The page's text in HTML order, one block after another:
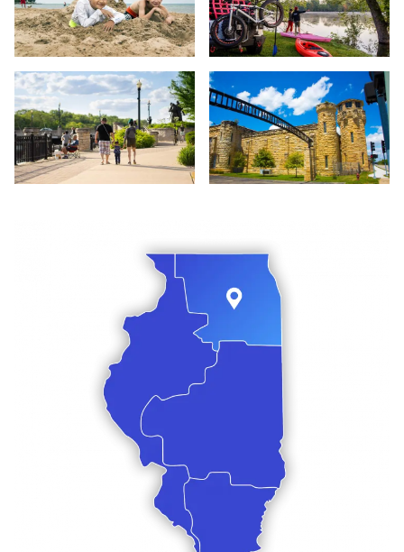
Playa - Evanston Fox River Valley - Aurora